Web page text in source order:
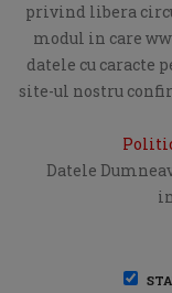
privind libera
modul in care
datele cu caracte
site-ul nostru
Datele